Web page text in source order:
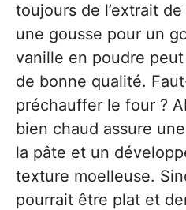
toujours de l’extrait
une gousse pour un
vanille en poudre
de bonne qualité.
préchauffer le four ?
bien chaud assure
la pâte et un
texture moelleuse.
pourrait être plat et